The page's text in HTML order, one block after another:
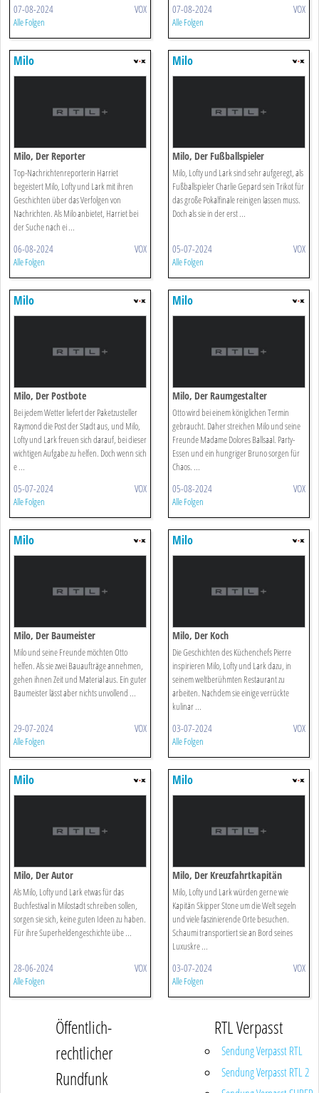
07-08-2024 VOX
Alle Folgen
07-08-2024 VOX
Alle Folgen
Milo
Milo, Der Reporter
Top-Nachrichtenreporterin Harriet
begeistert Milo, Lofty und Lark mit ihren
Geschichten über das Verfolgen von
Nachrichten. Als Milo anbietet, Harriet bei
der Suche nach ei ...
06-08-2024 VOX
Alle Folgen
Milo
Milo, Der Fußballspieler
Milo, Lofty und Lark sind sehr aufgeregt, als
Fußballspieler Charlie Gepard sein Trikot für
das große Pokalfinale reinigen lassen muss.
Doch als sie in der erst ...
05-07-2024 VOX
Alle Folgen
Milo
Milo, Der Postbote
Bei jedem Wetter liefert der Paketzusteller
Raymond die Post der Stadt aus, und Milo,
Lofty und Lark freuen sich darauf, bei dieser
wichtigen Aufgabe zu helfen. Doch wenn sich
e ...
05-07-2024 VOX
Alle Folgen
Milo
Milo, Der Raumgestalter
Otto wird bei einem königlichen Termin
gebraucht. Daher streichen Milo und seine
Freunde Madame Dolores Ballsaal. Party-
Essen und ein hungriger Bruno sorgen für
Chaos. ...
05-08-2024 VOX
Alle Folgen
Milo
Milo, Der Baumeister
Milo und seine Freunde möchten Otto
helfen. Als sie zwei Bauaufträge annehmen,
gehen ihnen Zeit und Material aus. Ein guter
Baumeister lässt aber nichts unvollend ...
29-07-2024 VOX
Alle Folgen
Milo
Milo, Der Koch
Die Geschichten des Küchenchefs Pierre
inspirieren Milo, Lofty und Lark dazu, in
seinem weltberühmten Restaurant zu
arbeiten. Nachdem sie einige verrückte
kulinar ...
03-07-2024 VOX
Alle Folgen
Milo
Milo, Der Autor
Als Milo, Lofty und Lark etwas für das
Buchfestival in Milostadt schreiben sollen,
sorgen sie sich, keine guten Ideen zu haben.
Für ihre Superheldengeschichte übe ...
28-06-2024 VOX
Alle Folgen
Milo
Milo, Der Kreuzfahrtkapitän
Milo, Lofty und Lark würden gerne wie
Kapitän Skipper Stone um die Welt segeln
und viele faszinierende Orte besuchen.
Schaumi transportiert sie an Bord seines
Luxuskre ...
03-07-2024 VOX
Alle Folgen
Öffentlich-
rechtlicher
Rundfunk
RTL Verpasst
Sendung Verpasst RTL
Sendung Verpasst RTL 2